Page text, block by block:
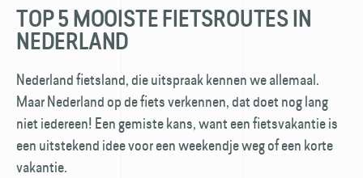
TOP 5 MOOISTE FIETSROUTES IN
NEDERLAND
Nederland fietsland, die uitspraak kennen we allemaal.
Maar Nederland op de fiets verkennen, dat doet nog lang
niet iedereen! Een gemiste kans, want een fietsvakantie is
een uitstekend idee voor een weekendje weg of een korte
vakantie.